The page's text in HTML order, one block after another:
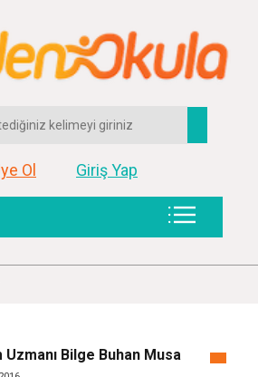
Ol Giriş Yap
Uzmanı Bilge Buhan Musa